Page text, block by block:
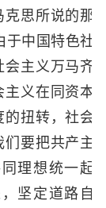
思所说的那
于中国特色社
主义万马齐
义在同资本
扭转，社会
要把共产主
理想统一起
坚定道路自